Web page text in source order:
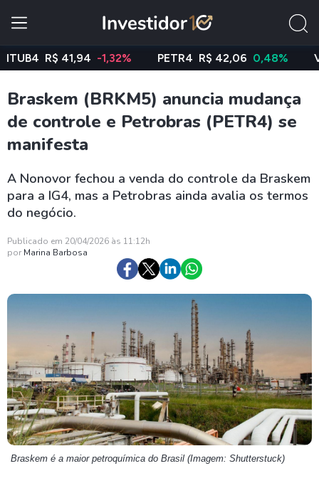
R$ 41,94 -1,32% PETR4 R$ 42,06 0,48% VALE3
Braskem (BRKM5) anuncia mudança
de controle e Petrobras (PETR4) se
manifesta
A Nonovor fechou a venda do controle da Braskem
para a IG4, mas a Petrobras ainda avalia os termos
do negócio.
Publicado em 20/04/2026 às 11:12h
por Marina Barbosa
Braskem é a maior petroquímica do Brasil (Imagem: Shutterstuck)